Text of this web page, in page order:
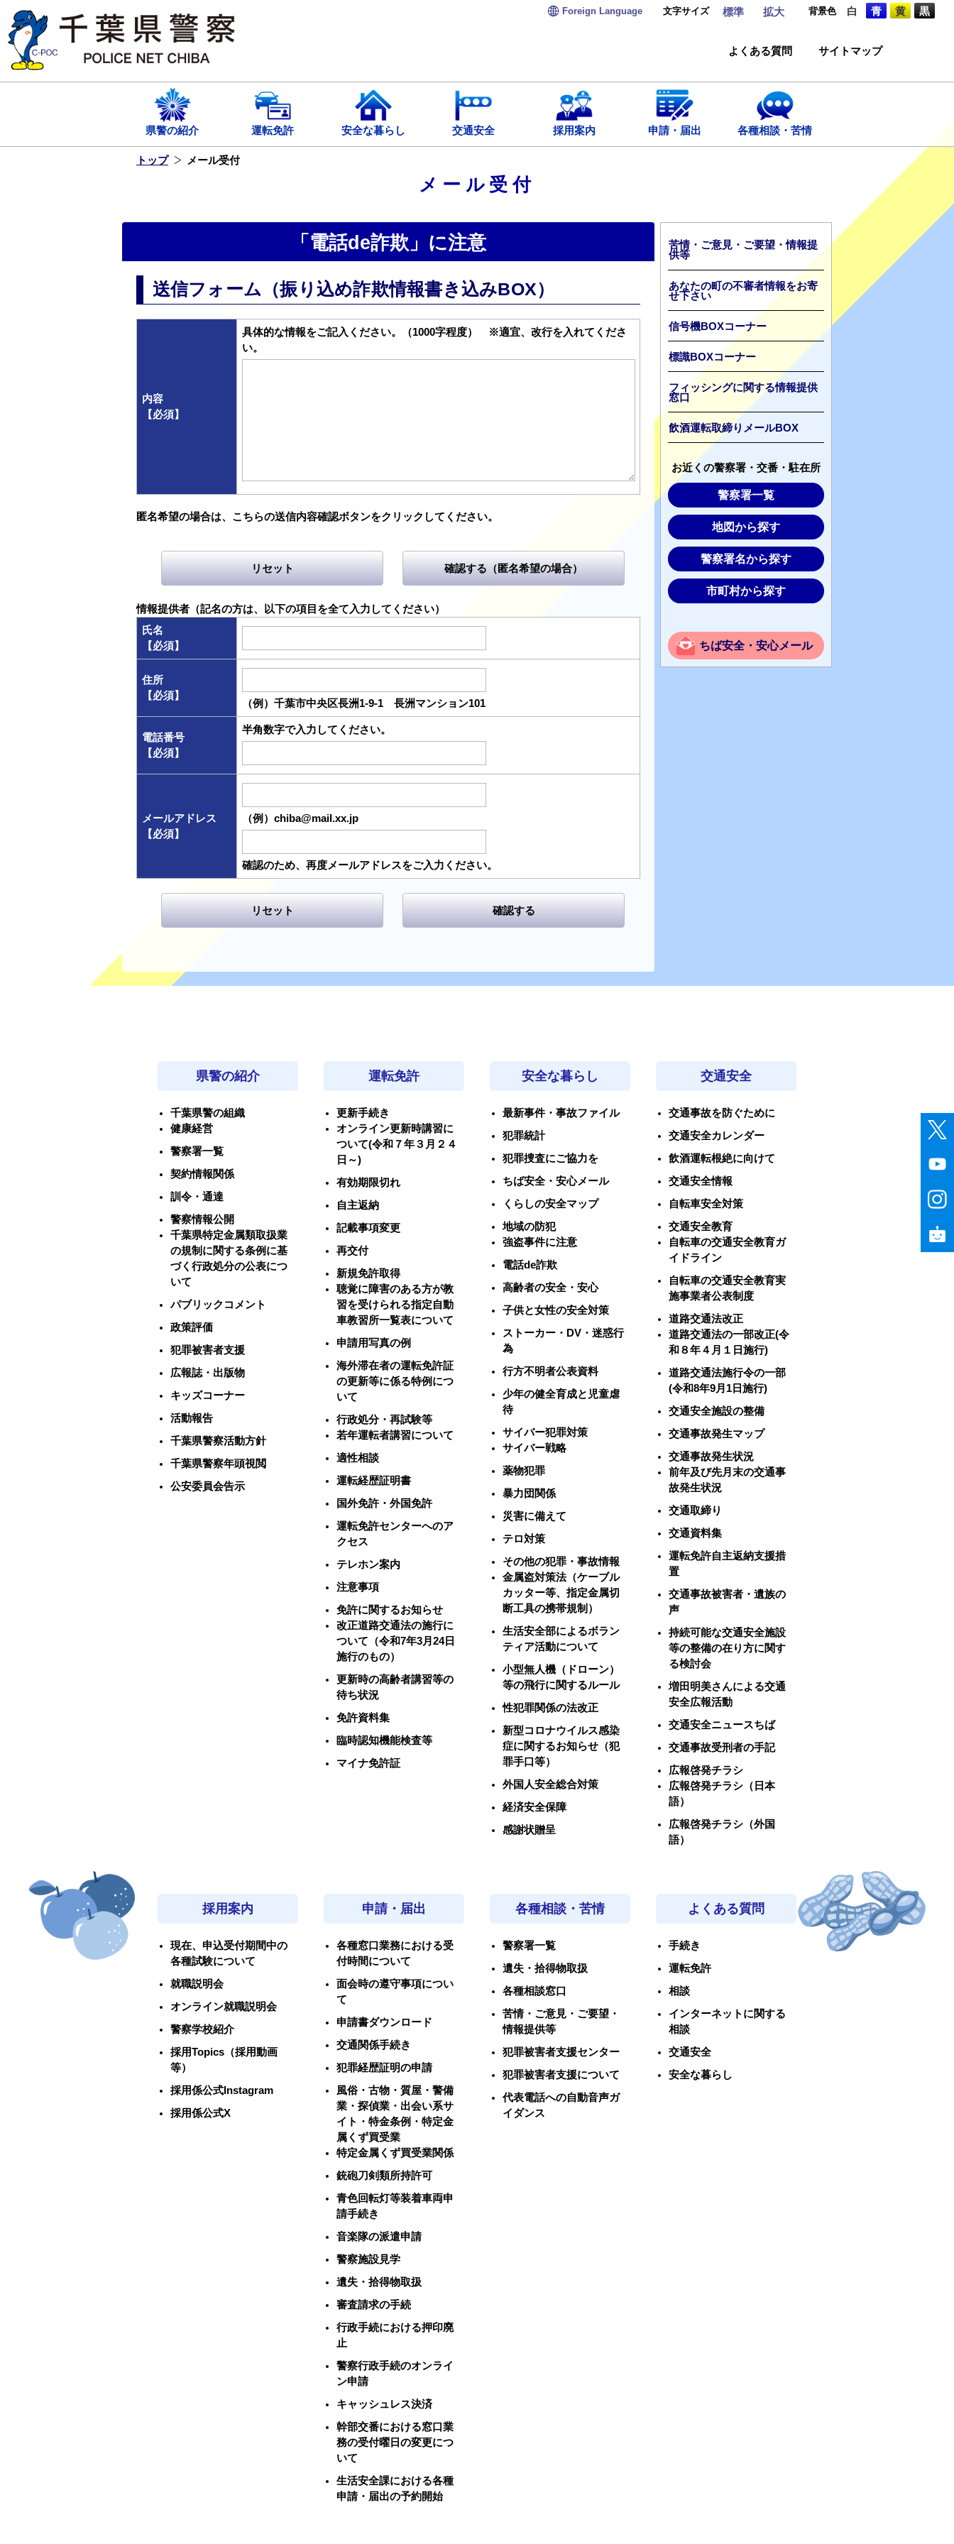
ス
キ
ま
Foreign Language 文字サイズ 標準 拡大 背景色 白 青 黄 黒
よくある質問 サイトマップ
県警の紹介 運転免許 安全な暮らし 交通安全 採用案内 申請・届出 各種相談・苦情
トップ メール受付
メール受付
「電話de詐欺」に注意
送信フォーム（振り込め詐欺情報書き込みBOX）
内容
【必須】
具体的な情報をご記入ください。（1000字程度） ※適宜、改行を入れてくださ
い。
匿名希望の場合は、こちらの送信内容確認ボタンをクリックしてください。
リセット 確認する（匿名希望の場合）
情報提供者（記名の方は、以下の項目を全て入力してください）
氏名
【必須】
住所
【必須】
（例）千葉市中央区長洲1-9-1 長洲マンション101
電話番号
【必須】
半角数字で入力してください。
メールアドレス
【必須】
（例）chiba@mail.xx.jp
確認のため、再度メールアドレスをご入力ください。
リセット 確認する
苦情・ご意見・ご要望・情報提
供等
あなたの町の不審者情報をお寄
せ下さい
信号機BOXコーナー
標識BOXコーナー
フィッシングに関する情報提供
窓口
飲酒運転取締りメールBOX
お近くの警察署・交番・駐在所
警察署一覧
地図から探す
警察署名から探す
市町村から探す
ちば安全・安心メール
県警の紹介
千葉県警の組織
健康経営
警察署一覧
契約情報関係
訓令・通達
警察情報公開
千葉県特定金属類取扱業
の規制に関する条例に基
づく行政処分の公表につ
いて
パブリックコメント
政策評価
犯罪被害者支援
広報誌・出版物
キッズコーナー
活動報告
千葉県警察活動方針
千葉県警察年頭視閲
公安委員会告示
運転免許
更新手続き
オンライン更新時講習に
ついて(令和７年３月２４
日～)
有効期限切れ
自主返納
記載事項変更
再交付
新規免許取得
聴覚に障害のある方が教
習を受けられる指定自動
車教習所一覧表について
申請用写真の例
海外滞在者の運転免許証
の更新等に係る特例につ
いて
行政処分・再試験等
若年運転者講習について
適性相談
運転経歴証明書
国外免許・外国免許
運転免許センターへのア
クセス
テレホン案内
注意事項
免許に関するお知らせ
改正道路交通法の施行に
ついて（令和7年3月24日
施行のもの）
更新時の高齢者講習等の
待ち状況
免許資料集
臨時認知機能検査等
マイナ免許証
安全な暮らし
最新事件・事故ファイル
犯罪統計
犯罪捜査にご協力を
ちば安全・安心メール
くらしの安全マップ
地域の防犯
強盗事件に注意
電話de詐欺
高齢者の安全・安心
子供と女性の安全対策
ストーカー・DV・迷惑行
為
行方不明者公表資料
少年の健全育成と児童虐
待
サイバー犯罪対策
サイバー戦略
薬物犯罪
暴力団関係
災害に備えて
テロ対策
その他の犯罪・事故情報
金属盗対策法（ケーブル
カッター等、指定金属切
断工具の携帯規制）
生活安全部によるボラン
ティア活動について
小型無人機（ドローン）
等の飛行に関するルール
性犯罪関係の法改正
新型コロナウイルス感染
症に関するお知らせ（犯
罪手口等）
外国人安全総合対策
経済安全保障
感謝状贈呈
交通安全
交通事故を防ぐために
交通安全カレンダー
飲酒運転根絶に向けて
交通安全情報
自転車安全対策
交通安全教育
自転車の交通安全教育ガ
イドライン
自転車の交通安全教育実
施事業者公表制度
道路交通法改正
道路交通法の一部改正(令
和８年４月１日施行)
道路交通法施行令の一部
(令和8年9月1日施行)
交通安全施設の整備
交通事故発生マップ
交通事故発生状況
前年及び先月末の交通事
故発生状況
交通取締り
交通資料集
運転免許自主返納支援措
置
交通事故被害者・遺族の
声
持続可能な交通安全施設
等の整備の在り方に関す
る検討会
増田明美さんによる交通
安全広報活動
交通安全ニュースちば
交通事故受刑者の手記
広報啓発チラシ
広報啓発チラシ（日本
語）
広報啓発チラシ（外国
語）
採用案内
現在、申込受付期間中の
各種試験について
就職説明会
オンライン就職説明会
警察学校紹介
採用Topics（採用動画
等）
採用係公式Instagram
採用係公式X
申請・届出
各種窓口業務における受
付時間について
面会時の遵守事項につい
て
申請書ダウンロード
交通関係手続き
犯罪経歴証明の申請
風俗・古物・質屋・警備
業・探偵業・出会い系サ
イト・特金条例・特定金
属くず買受業
特定金属くず買受業関係
銃砲刀剣類所持許可
青色回転灯等装着車両申
請手続き
音楽隊の派遣申請
警察施設見学
遺失・拾得物取扱
審査請求の手続
行政手続における押印廃
止
警察行政手続のオンライ
ン申請
キャッシュレス決済
幹部交番における窓口業
務の受付曜日の変更につ
いて
生活安全課における各種
申請・届出の予約開始
各種相談・苦情
警察署一覧
遺失・拾得物取扱
各種相談窓口
苦情・ご意見・ご要望・
情報提供等
犯罪被害者支援センター
犯罪被害者支援について
代表電話への自動音声ガ
イダンス
よくある質問
手続き
運転免許
相談
インターネットに関する
相談
交通安全
安全な暮らし